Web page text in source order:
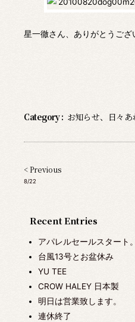
Recent Entries
アパレルセールスタート。
台風13号とお盆休み
YU TEE
CROW HALEY 日本製
明日は営業致します。
連休終了
星一徹さん、ありがとうござ
Category : お知らせ、 日々
< Previous
8/22